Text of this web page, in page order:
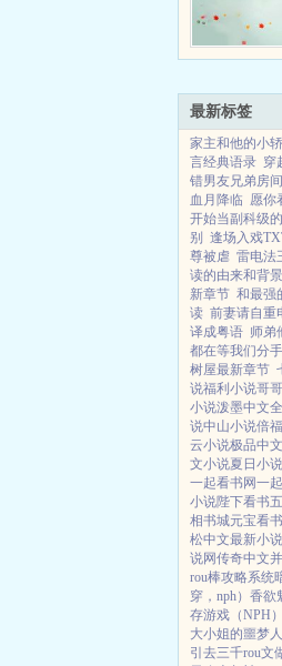
最新标签
家主和他的小
言经典语录 穿
错男友兄弟房
血月降临 愿你
开始当副科级的
别
逢场入戏
尊被虐 雷电法
读的由来和背景
新章节 和最强
读 前妻请自重
译成粤语 师弟
都在等我们分
树屋最新章节
说福利小说哥
小说泼墨中文
说中山小说倍
云小说极品中文
文小说夏日小说
一起看书网一
小说陛下看书
相书城元宝看书
松中文最新小说
说网传奇中文
rou棒攻略系统
穿，nph） 香欲
存游戏（NPH）
大小姐的噩梦
引 去三千rou文